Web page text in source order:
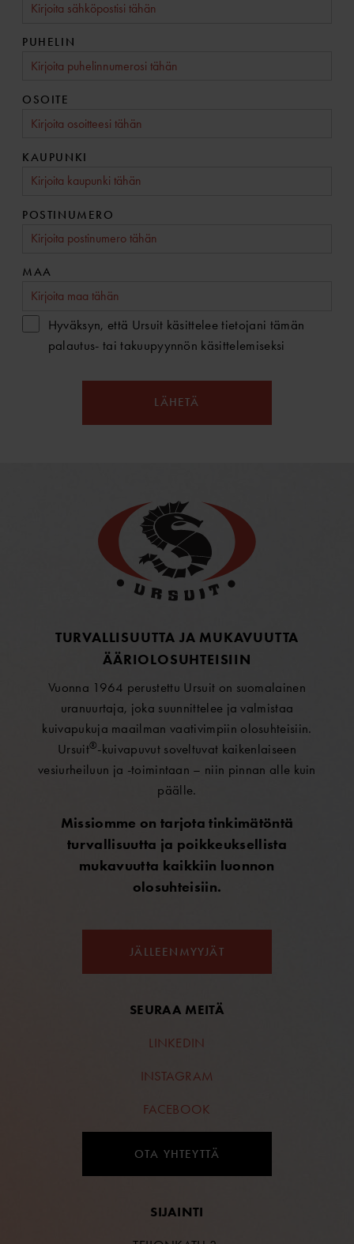
PUHELIN
OSOITE
KAUPUNKI
POSTINUMERO
MAA
Hyväksyn, että Ursuit käsittelee tietojani tämän
palautus- tai takuupyynnön käsittelemiseksi
LÄHETÄ
JÄLLEENMYYJÄT
SEURAA MEITÄ
LINKEDIN
INSTAGRAM
FACEBOOK
TURVALLISUUTTA JA MUKAVUUTTA
ÄÄRIOLOSUHTEISIIN
Vuonna 1964 perustettu Ursuit on suomalainen
uranuurtaja, joka suunnittelee ja valmistaa
kuivapukuja maailman vaativimpiin olosuhteisiin.
Ursuit®-kuivapuvut soveltuvat kaikenlaiseen
vesiurheiluun ja -toimintaan – niin pinnan alle kuin
päälle.
Missiomme on tarjota tinkimätöntä
turvallisuutta ja poikkeuksellista
mukavuutta kaikkiin luonnon
olosuhteisiin.
OTA YHTEYTTÄ
SIJAINTI